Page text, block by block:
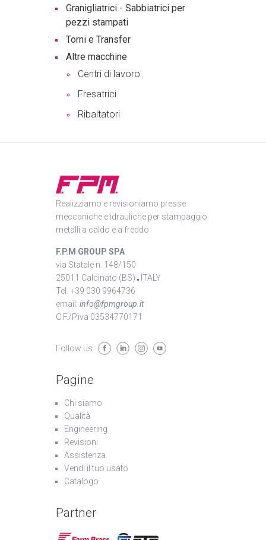
Granigliatrici - Sabbiatrici per
pezzi stampati
Torni e Transfer
Altre macchine
Centri di lavoro
Fresatrici
Ribaltatori
Realizziamo e revisioniamo presse
meccaniche e idrauliche per stampaggio
metalli a caldo e a freddo
F.P.M GROUP SPA
via Statale n. 148/150
25011 Calcinato (BS)
ITALY
Tel. +39 030 9964736
email: info@fpmgroup.it
C.F./P.iva 03534770171
Follow us
Pagine
Chi siamo
Qualità
Engineering
Revisioni
Assistenza
Vendi il tuo usato
Catalogo
Partner